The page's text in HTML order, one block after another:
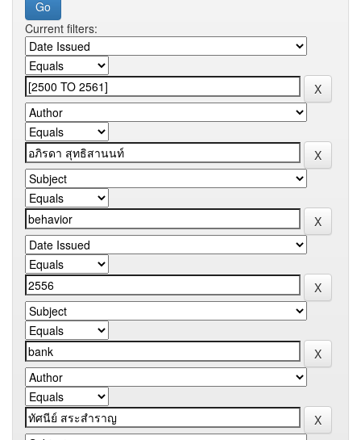
Current filters: